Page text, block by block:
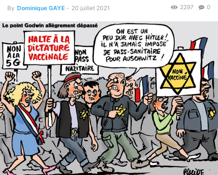
By Dominique GAYE - 20 juillet 2021 0
2297